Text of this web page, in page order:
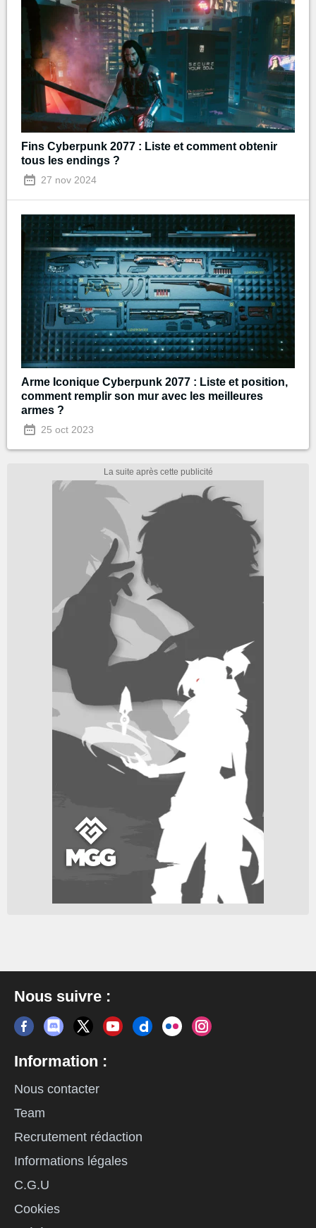
Fins Cyberpunk 2077 : Liste et comment obtenir
tous les endings ?
27 nov 2024
Arme Iconique Cyberpunk 2077 : Liste et position,
comment remplir son mur avec les meilleures
armes ?
25 oct 2023
Nous suivre :
Information :
Nous contacter
Team
Recrutement rédaction
Informations légales
C.G.U
Cookies